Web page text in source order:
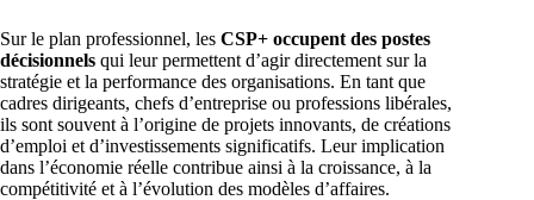
Sur le plan professionnel, les CSP+ occupent des postes
décisionnels qui leur permettent d’agir directement sur la
stratégie et la performance des organisations. En tant que
cadres dirigeants, chefs d’entreprise ou professions libérales,
ils sont souvent à l’origine de projets innovants, de créations
d’emploi et d’investissements significatifs. Leur implication
dans l’économie réelle contribue ainsi à la croissance, à la
compétitivité et à l’évolution des modèles d’affaires.